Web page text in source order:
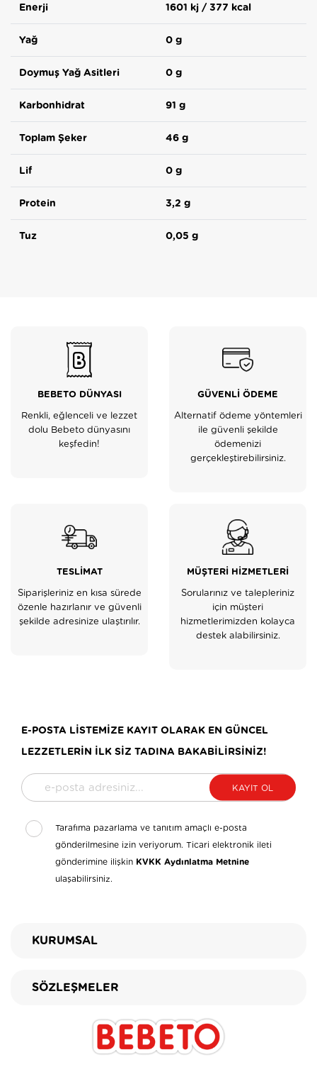
Enerji 1601 kj / 377 kcal
Yağ 0 g
Doymuş Yağ Asitleri 0 g
Karbonhidrat 91 g
Toplam Şeker 46 g
Lif 0 g
Protein 3,2 g
Tuz 0,05 g
BEBETO DÜNYASI
Renkli, eğlenceli ve lezzet
dolu Bebeto dünyasını
keşfedin!
GÜVENLİ ÖDEME
Alternatif ödeme yöntemleri
ile güvenli şekilde
ödemenizi
gerçekleştirebilirsiniz.
TESLİMAT
Siparişleriniz en kısa sürede
özenle hazırlanır ve güvenli
şekilde adresinize ulaştırılır.
MÜŞTERİ HİZMETLERİ
Sorularınız ve talepleriniz
için müşteri
hizmetlerimizden kolayca
destek alabilirsiniz.
KURUMSAL
SÖZLEŞMELER
E-POSTA LİSTEMİZE KAYIT OLARAK EN GÜNCEL
LEZZETLERİN İLK SİZ TADINA BAKABİLİRSİNİZ!
KAYIT OL
Tarafıma pazarlama ve tanıtım amaçlı e-posta
gönderilmesine izin veriyorum. Ticari elektronik ileti
gönderimine ilişkin KVKK Aydınlatma Metnine
ulaşabilirsiniz.